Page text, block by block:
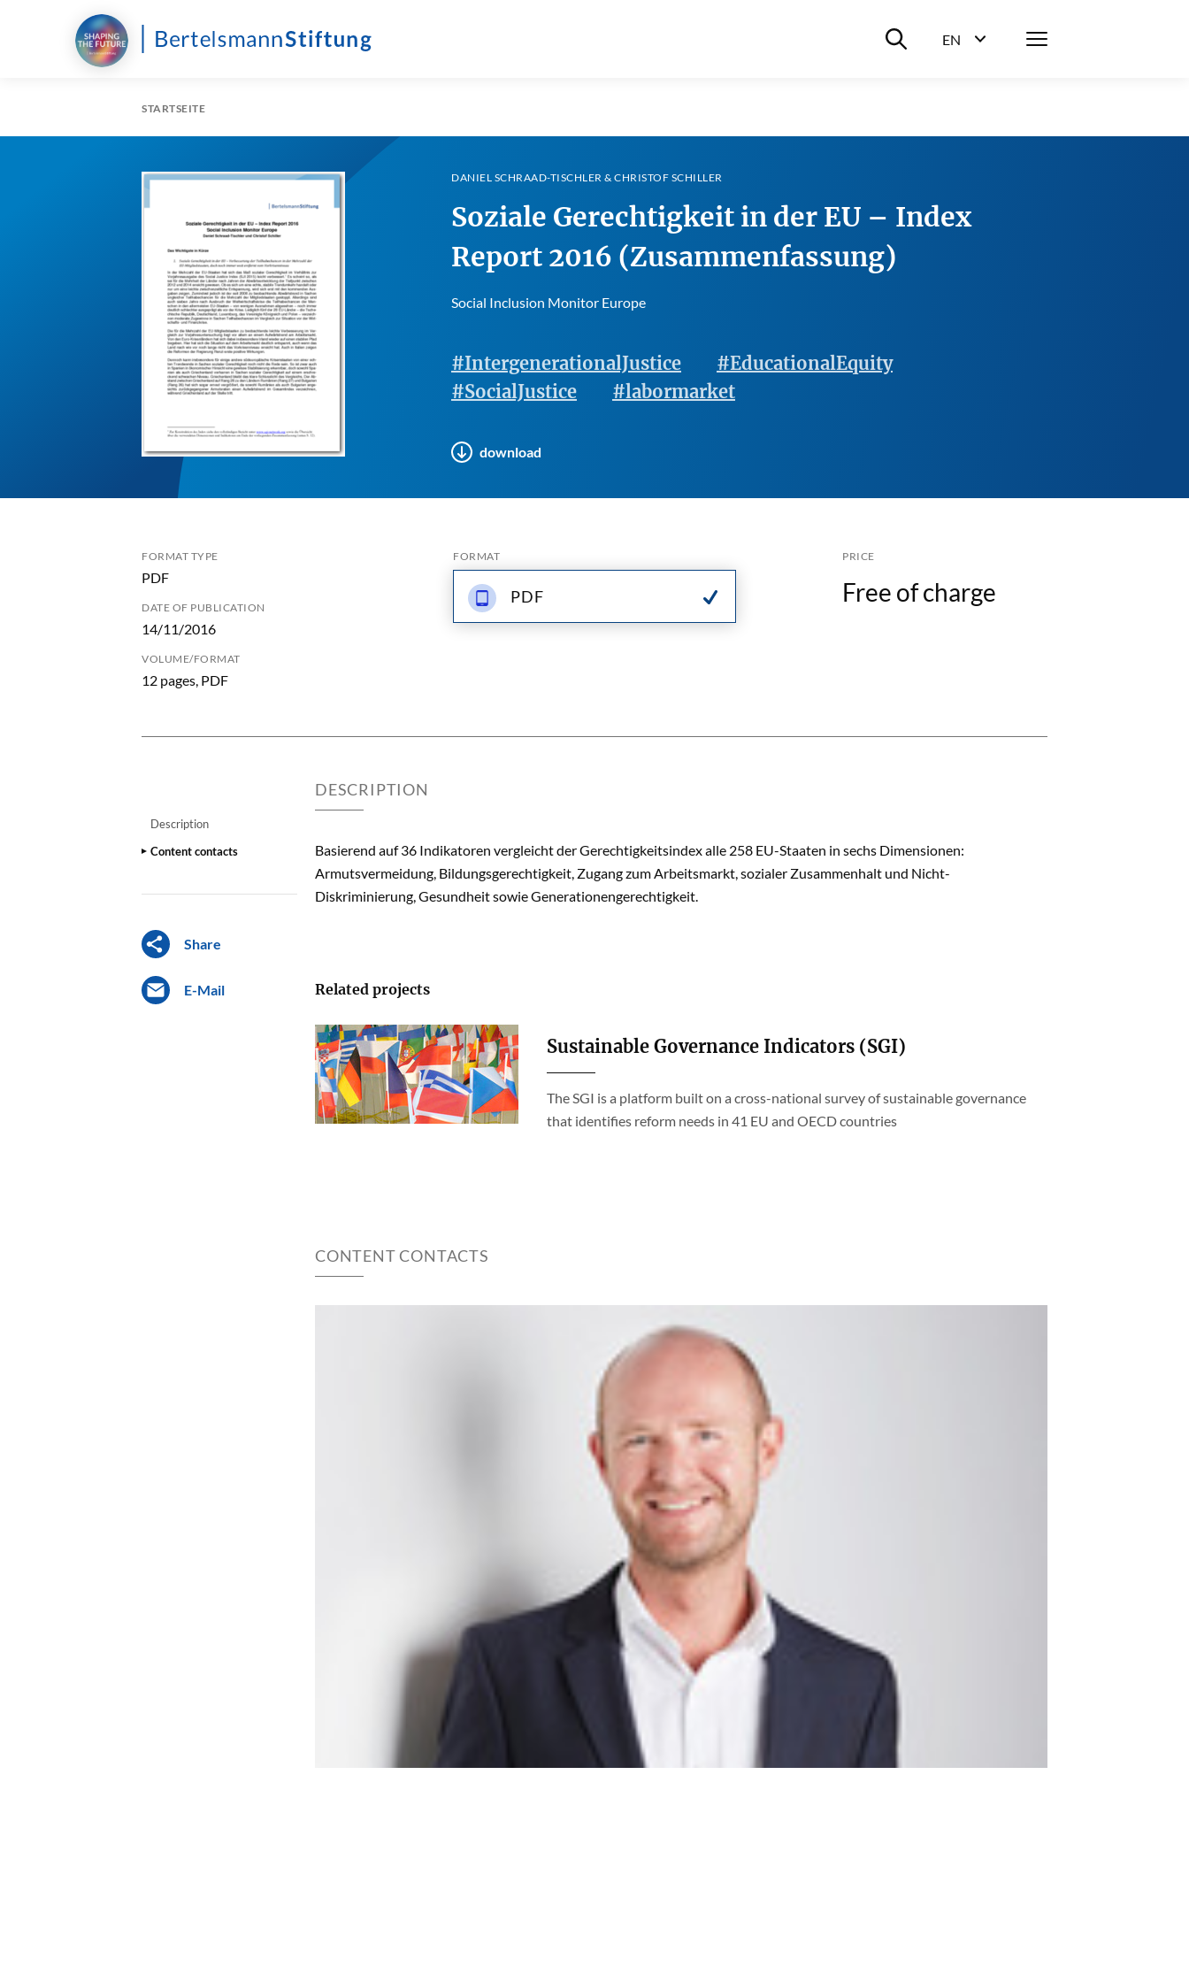
Suche ein-/ausblenden
EN
Menü
STARTSEITE
DANIEL SCHRAAD-TISCHLER & CHRISTOF SCHILLER
Soziale Gerechtigkeit in der EU – Index
Report 2016 (Zusammenfassung)
Social Inclusion Monitor Europe
#IntergenerationalJustice
#EducationalEquity
#SocialJustice
#labormarket
download
FORMAT TYPE
PDF
DATE OF PUBLICATION
14/11/2016
VOLUME/FORMAT
12 pages, PDF
FORMAT
PDF
PRICE
Free of charge
Description
Content contacts
Share
E-Mail
DESCRIPTION
Basierend auf 36 Indikatoren vergleicht der Gerechtigkeitsindex alle 258 EU-Staaten in sechs Dimensionen:
Armutsvermeidung, Bildungsgerechtigkeit, Zugang zum Arbeitsmarkt, sozialer Zusammenhalt und Nicht-
Diskriminierung, Gesundheit sowie Generationengerechtigkeit.
Related projects
Sustainable Governance Indicators (SGI)
The SGI is a platform built on a cross-national survey of sustainable governance
that identifies reform needs in 41 EU and OECD countries
CONTENT CONTACTS